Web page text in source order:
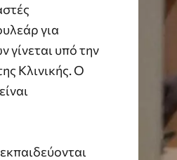
για
γίνεται υπό την
Κλινικής. Ο